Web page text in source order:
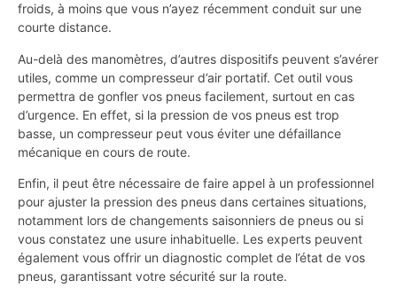
froids, à moins que vous n’ayez récemment conduit sur une
courte distance.
Au-delà des manomètres, d’autres dispositifs peuvent s’avérer
utiles, comme un compresseur d’air portatif. Cet outil vous
permettra de gonfler vos pneus facilement, surtout en cas
d’urgence. En effet, si la pression de vos pneus est trop
basse, un compresseur peut vous éviter une défaillance
mécanique en cours de route.
Enfin, il peut être nécessaire de faire appel à un professionnel
pour ajuster la pression des pneus dans certaines situations,
notamment lors de changements saisonniers de pneus ou si
vous constatez une usure inhabituelle. Les experts peuvent
également vous offrir un diagnostic complet de l’état de vos
pneus, garantissant votre sécurité sur la route.